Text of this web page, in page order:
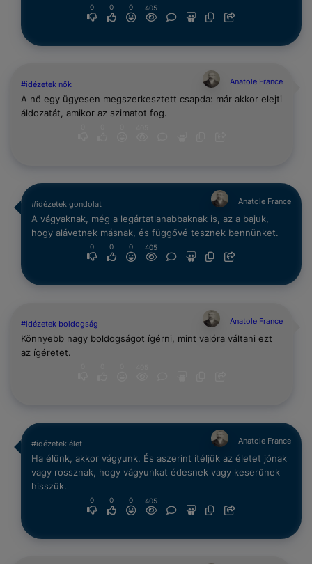
0 0 0 405
#idézetek nők Anatole France
A nő egy ügyesen megszerkesztett csapda: már akkor elejti
áldozatát, amikor az szimatot fog.
#idézetek gondolat Anatole France
A vágyaknak, még a legártatlanabbaknak is, az a bajuk,
hogy alávetnek másnak, és függővé tesznek bennünket.
0 0 0 405
#idézetek boldogság Anatole France
Könnyebb nagy boldogságot ígérni, mint valóra váltani ezt
az ígéretet.
#idézetek élet Anatole France
Ha élünk, akkor vágyunk. És aszerint ítéljük az életet jónak
vagy rossznak, hogy vágyunkat édesnek vagy keserűnek
hisszük.
0 0 0 405